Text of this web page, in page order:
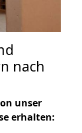
nach
unser
erhalten: